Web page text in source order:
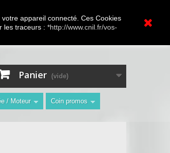
appareil connecté. Ces Cookies
les traceurs : *http://www.cnil.fr/vos-
Connexion
Contactez-nous
Panier (vide)
/ Moteur Coin promos